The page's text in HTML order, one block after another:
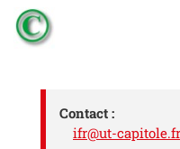
Contact :
ifr@ut-capitole.fr